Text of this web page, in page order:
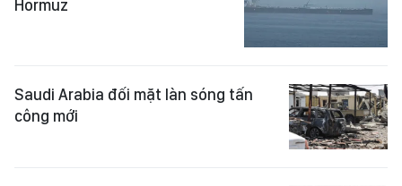
Hormuz
Saudi Arabia đối mặt làn sóng tấn
công mới